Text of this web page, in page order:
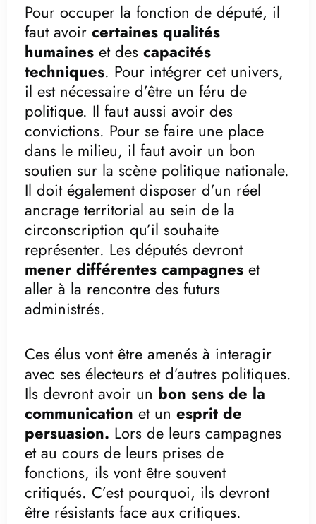
Pour occuper la fonction de député, il
faut avoir certaines qualités
humaines et des capacités
techniques. Pour intégrer cet univers,
il est nécessaire d’être un féru de
politique. Il faut aussi avoir des
convictions. Pour se faire une place
dans le milieu, il faut avoir un bon
soutien sur la scène politique nationale.
Il doit également disposer d’un réel
ancrage territorial au sein de la
circonscription qu’il souhaite
représenter. Les députés devront
mener différentes campagnes et
aller à la rencontre des futurs
administrés.
Ces élus vont être amenés à interagir
avec ses électeurs et d’autres politiques.
Ils devront avoir un bon sens de la
communication et un esprit de
persuasion. Lors de leurs campagnes
et au cours de leurs prises de
fonctions, ils vont être souvent
critiqués. C’est pourquoi, ils devront
être résistants face aux critiques.